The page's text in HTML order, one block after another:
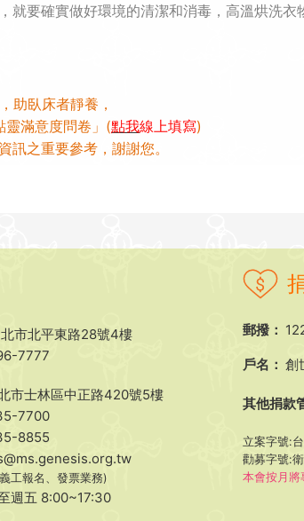
就要確實做好環境的清潔和消毒，高溫烘洗
助臥床者靜養，
靈滿意度問卷」 (點我線上填寫)
訊之重要參考，謝謝您。
市北平東路28號4樓
7777
市士林區中正路420號5樓
7700
8855
工報名、發票業務)
週五 8:00~17:30
郵撥：
戶名： 創
其他捐款
立案字號:
勸募字號:
本會按月將